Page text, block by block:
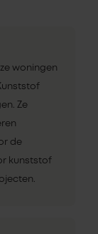
woningen
Ze
de
kunststof